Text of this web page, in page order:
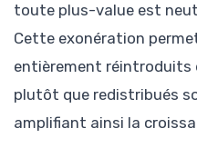
toute plus-value est
Cette exonération
entièrement réintroduits
plutôt que redistribués
amplifiant ainsi la